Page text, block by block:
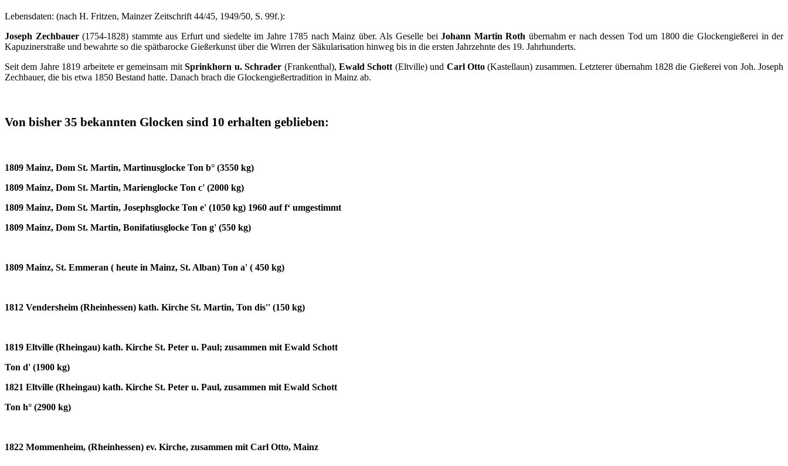
Lebensdaten: (nach H. Fritzen, Mainzer Zeitschrift 44/45, 1949/50, S. 99f.):
Joseph Zechbauer(1754-1828) stammte aus Erfurt und siedelte im Jahre 1785 nach Mainz über. Als Geselle beiJohann Martin Roth übernahm er nach dessen Tod um 1800 die Glockengießerei in der
Kapuzinerstraße und bewahrte so die spätbarocke Gießerkunst über die Wirren der Säkularisation hinweg bis in die ersten Jahrzehnte des 19. Jahrhunderts.
Seit dem Jahre 1819 arbeitete er gemeinsam mitSprinkhorn u. Schrader (Frankenthal), Ewald Schott (Eltville) und Carl Otto (Kastellaun) zusammen. Letzterer übernahm 1828 die Gießerei von Joh. Joseph
Zechbauer, die bis etwa 1850 Bestand hatte. Danach brach die Glockengießertradition in Mainz ab.
Von bisher 35 bekannten Glocken sind 10 erhalten geblieben:
1809 Mainz, Dom St. Martin, Martinusglocke Ton b° (3550 kg)
1809 Mainz, Dom St. Martin, Marienglocke Ton c' (2000 kg)
1809 Mainz, Dom St. Martin, Josephsglocke Ton e' (1050 kg) 1960 auf f‘ umgestimmt
1809 Mainz, Dom St. Martin, Bonifatiusglocke Ton g' (550 kg)
1809 Mainz, St. Emmeran ( heute in Mainz, St. Alban) Ton a' ( 450 kg)
1812 Vendersheim (Rheinhessen) kath. Kirche St. Martin, Ton dis'' (150 kg)
1819 Eltville (Rheingau) kath. Kirche St. Peter u. Paul; zusammen mit Ewald Schott
Ton d' (1900 kg)
1821 Eltville (Rheingau) kath. Kirche St. Peter u. Paul, zusammen mit Ewald Schott
Ton h° (2900 kg)
1822 Mommenheim, (Rheinhessen) ev. Kirche, zusammen mit Carl Otto, Mainz